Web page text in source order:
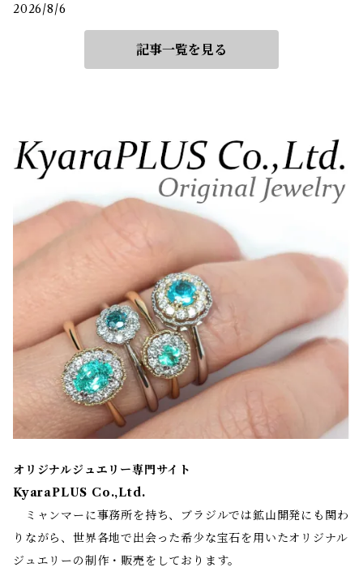
2026/8/6
記事一覧を見る
オリジナルジュエリー専門サイト
KyaraPLUS Co.,Ltd.
ミャンマーに事務所を持ち、ブラジルでは鉱山開発にも関わ
りながら、世界各地で出会った希少な宝石を用いたオリジナル
ジュエリーの制作・販売をしております。